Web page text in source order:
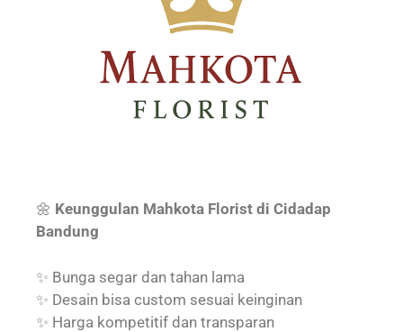
🌼 Keunggulan Mahkota Florist di Cidadap
Bandung
✨ Bunga segar dan tahan lama
✨ Desain bisa custom sesuai keinginan
✨ Harga kompetitif dan transparan